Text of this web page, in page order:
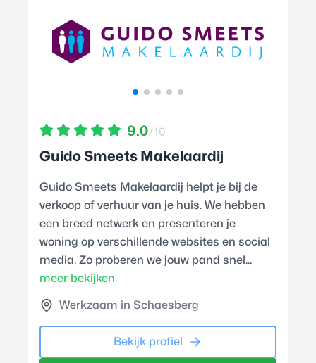
9.0/10
Guido Smeets Makelaardij
Guido Smeets Makelaardij helpt je bij de
verkoop of verhuur van je huis. We hebben
een breed netwerk en presenteren je
woning op verschillende websites en social
media. Zo proberen we jouw pand snel...
meer bekijken
Werkzaam in Schaesberg
Bekijk profiel